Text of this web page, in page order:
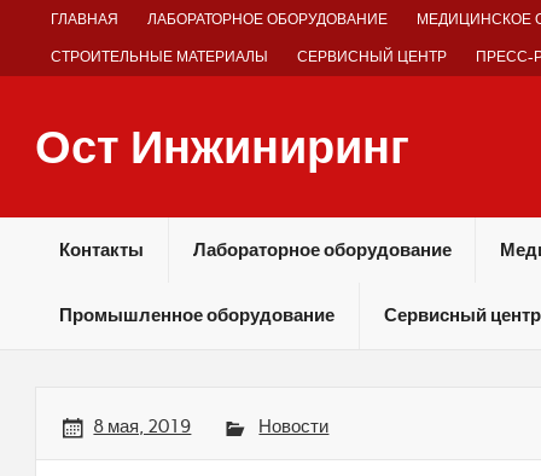
ГЛАВНАЯ ЛАБОРАТОРНОЕ ОБОРУДОВАНИЕ МЕДИЦИНСКОЕ
СТРОИТЕЛЬНЫЕ МАТЕРИАЛЫ СЕРВИСНЫЙ ЦЕНТР ПРЕСС-
Ост Инжиниринг
Контакты Лабораторное оборудование
Промышленное оборудование Сервисный центр
8 мая, 2019 Новости